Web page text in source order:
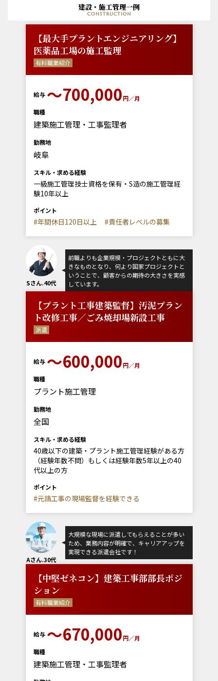
建設・施工管理一例
construction
【最大手プラントエンジニアリング】
医薬品工場の施工監理
有料職業紹介
給与 〜700,000円／月
職種
建築施工管理・工事監理者
勤務地
岐阜
スキル・求める経験
一級施工管理技士資格を保有・S造の施工管理経
験10年以上
ポイント
#年間休日120日以上 #責任者レベルの募集
Sさん.40代
前職よりも企業規模・プロジェクトともに大
きなものとなり、何より国家プロジェクトと
いうことで、顧客からの期待の大きさを実感
しています。
【プラント工事建築監督】汚泥プラン
ト改修工事／ごみ焼却場新設工事
派遣
給与 ～600,000円／月
職種
プラント施工管理
勤務地
全国
スキル・求める経験
40歳以下の建築・プラント施工管理経験がある方
（経験年数不問）もしくは経験年数5年以上の40
代以上の方
ポイント
#元請工事の現場監督を経験できる
Aさん.30代
大規模な現場に派遣してもらえることが多い
ため、業務内容が明確で、キャリアアップを
実現できる派遣会社です！
【中堅ゼネコン】建築工事部部長ポジ
ション
有料職業紹介
給与 〜670,000円／月
職種
建築施工管理・工事監理者